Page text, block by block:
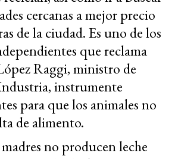
cercanas a mejor precio
de la ciudad. Es uno de los
que reclama
Raggi, ministro de
instrumente
para que los animales no
de alimento.
no producen leche